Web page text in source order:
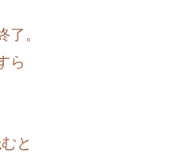
了。
ら
と